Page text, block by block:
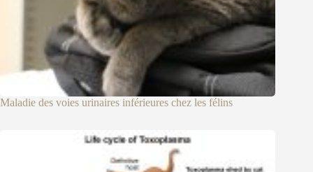
Maladie des voies urinaires inférieures chez les félins